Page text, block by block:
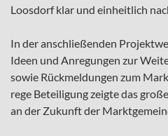
Loosdorf klar und einheitlich
In der anschließenden
Ideen und Anregungen zur
sowie Rückmeldungen zum
rege Beteiligung zeigte das
an der Zukunft der